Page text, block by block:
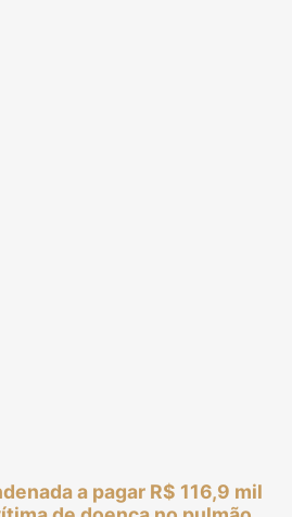
a pagar R$ 116,9 mil